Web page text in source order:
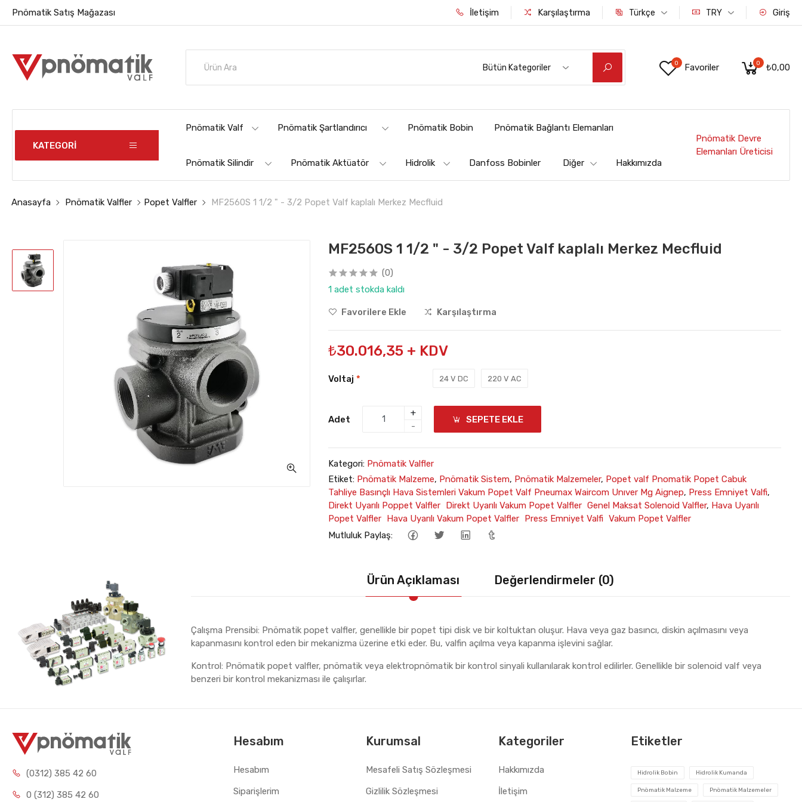
Pnömatik Satış Mağazası İletişim Karşılaştırma Türkçe TRY Giriş
Bütün Kategoriler 0 Favoriler 0 ₺0,00
KATEGORİ
Pnömatik Valf Pnömatik Şartlandırıcı Pnömatik Bobin Pnömatik Bağlantı Elemanları
Pnömatik Silindir Pnömatik Aktüatör Hidrolik Danfoss Bobinler Diğer Hakkımızda
Pnömatik Devre
Elemanları Üreticisi
Anasayfa Pnömatik Valfler Popet Valfler MF2560S 1 1/2 " - 3/2 Popet Valf kaplalı Merkez Mecfluid
MF2560S 1 1/2 " - 3/2 Popet Valf kaplalı Merkez Mecfluid
(0)
1 adet stokda kaldı
Favorilere Ekle Karşılaştırma
₺30.016,35 + KDV
Voltaj * 24 V DC 220 V AC
Adet
+
-
SEPETE EKLE
Kategori: Pnömatik Valfler
Etiket: Pnömatik Malzeme, Pnömatik Sistem, Pnömatik Malzemeler, Popet valf Pnomatik Popet Cabuk
Tahliye Basınçlı Hava Sistemleri Vakum Popet Valf Pneumax Waircom Unıver Mg Aignep, Press Emniyet Valfi,
Direkt Uyarılı Poppet Valfler Direkt Uyarılı Vakum Popet Valfler Genel Maksat Solenoid Valfler, Hava Uyarılı
Popet Valfler Hava Uyarılı Vakum Popet Valfler Press Emniyet Valfi Vakum Popet Valfler
Mutluluk Paylaş:
Ürün Açıklaması Değerlendirmeler (0)
Çalışma Prensibi: Pnömatik popet valfler, genellikle bir popet tipi disk ve bir koltuktan oluşur. Hava veya gaz basıncı, diskin açılmasını veya
kapanmasını kontrol eden bir mekanizma üzerine etki eder. Bu, valfin açılma veya kapanma işlevini sağlar.
Kontrol: Pnömatik popet valfler, pnömatik veya elektropnömatik bir kontrol sinyali kullanılarak kontrol edilirler. Genellikle bir solenoid valf veya
benzeri bir kontrol mekanizması ile çalışırlar.
(0312) 385 42 60
0 (312) 385 42 60
Hesabım
Hesabım
Siparişlerim
Kurumsal
Mesafeli Satış Sözleşmesi
Gizlilik Sözleşmesi
Kategoriler
Hakkımızda
İletişim
Etiketler
Hidrolik Bobin Hidrolik Kumanda
Pnömatik Malzeme Pnömatik Malzemeler